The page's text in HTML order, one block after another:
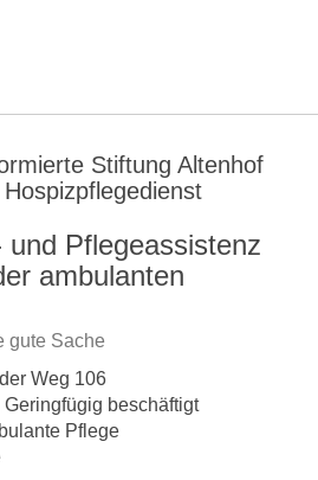
Stiftung Altenhof
Hospizpflegedienst
und Pflegeassistenz
ambulanten
gute Sache
Weg 106
beschäftigt
Pflege